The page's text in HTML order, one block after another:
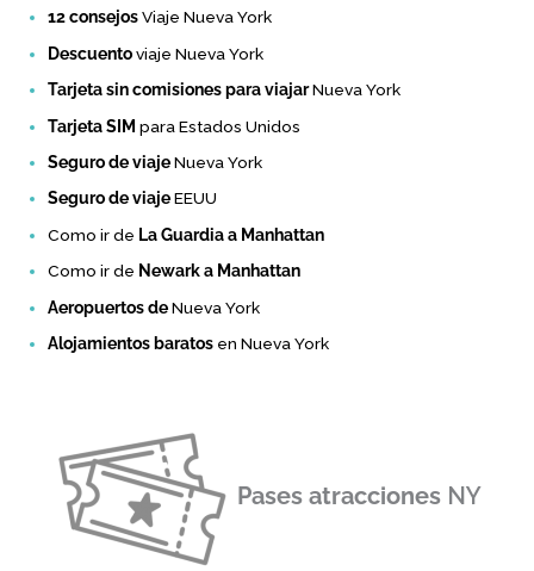
12 consejosViaje Nueva York
Descuentoviaje Nueva York
Tarjeta sin comisiones para viajarNueva York
Tarjeta SIM para Estados Unidos
Seguro de viajeNueva York
Seguro de viajeEEUU
Como ir de La Guardia a Manhattan
Como ir de Newark a Manhattan
Aeropuertos deNueva York
Alojamientos baratos en Nueva York
Pases atracciones NY